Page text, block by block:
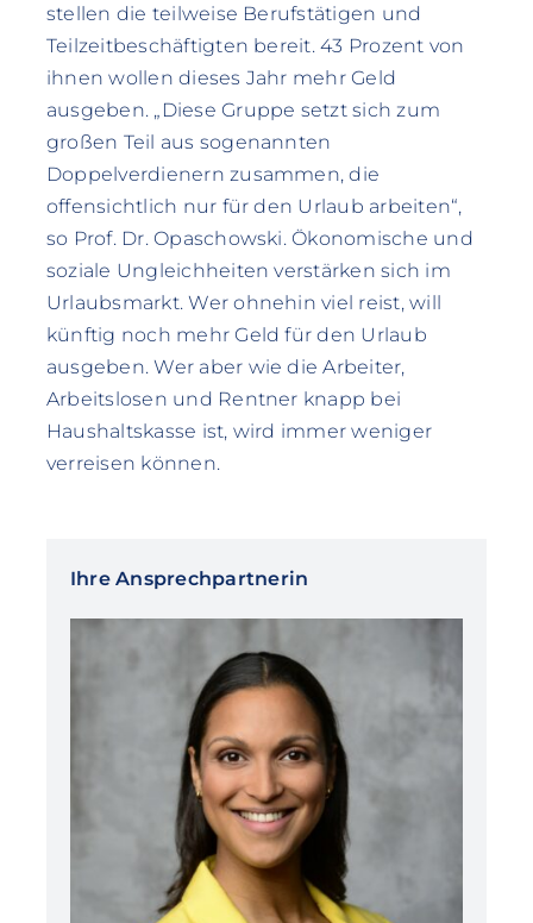
stellen die teilweise Berufstätigen und
Teilzeitbeschäftigten bereit. 43 Prozent von
ihnen wollen dieses Jahr mehr Geld
ausgeben. „Diese Gruppe setzt sich zum
großen Teil aus sogenannten
Doppelverdienern zusammen, die
offensichtlich nur für den Urlaub arbeiten“,
so Prof. Dr. Opaschowski. Ökonomische und
soziale Ungleichheiten verstärken sich im
Urlaubsmarkt. Wer ohnehin viel reist, will
künftig noch mehr Geld für den Urlaub
ausgeben. Wer aber wie die Arbeiter,
Arbeitslosen und Rentner knapp bei
Haushaltskasse ist, wird immer weniger
verreisen können.
Ihre Ansprechpartnerin